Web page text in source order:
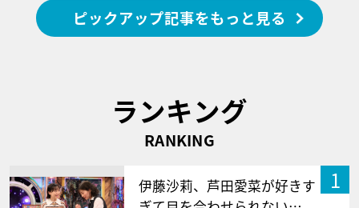
ピックアップ記事をもっと見る
ランキング
RANKING
1
伊藤沙莉、芦田愛菜が好きす